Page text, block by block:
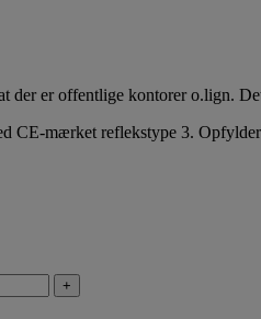
der er offentlige kontorer o.lign.
CE-mærket reflekstype 3.
+